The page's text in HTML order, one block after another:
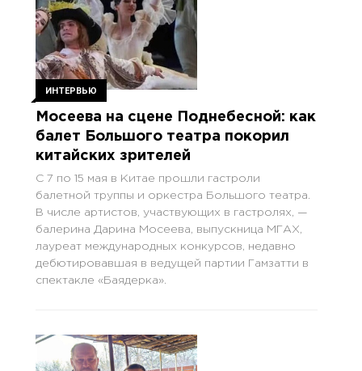
ИНТЕРВЬЮ
Мосеева на сцене Поднебесной: как
балет Большого театра покорил
китайских зрителей
С 7 по 15 мая в Китае прошли гастроли
балетной труппы и оркестра Большого театра.
В числе артистов, участвующих в гастролях, —
балерина Дарина Мосеева, выпускница МГАХ,
лауреат международных конкурсов, недавно
дебютировавшая в ведущей партии Гамзатти в
спектакле «Баядерка».